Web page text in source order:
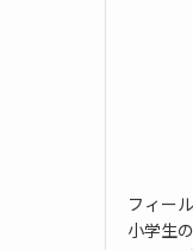
フィー
小学生